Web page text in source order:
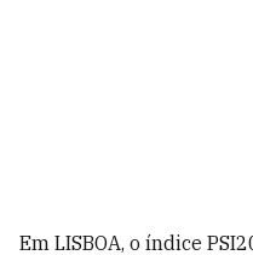
Em LISBOA, o índice